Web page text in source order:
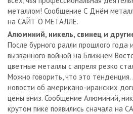
металлом! Сообщение С Днём
на САЙТ О МЕТАЛЛЕ.
Алюминий, никель, свинец и
После бурного ралли прошлого года
вызванного войной на Ближнем
цветные металлы с апреля резко
Можно говорить, что это
новости об американо-иранских
цены вниз. Сообщение Алюминий,
крутом пике появились сначала на